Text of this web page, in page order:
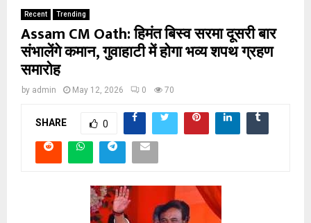
Recent Trending
Assam CM Oath: हिमंत बिस्व सरमा दूसरी बार
संभालेंगे कमान, गुवाहाटी में होगा भव्य शपथ ग्रहण
समारोह
by admin May 12, 2026 0 70
SHARE 0